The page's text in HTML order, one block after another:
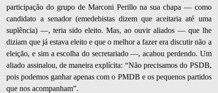
participação do grupo de Marconi Perillo na sua chapa — como
candidato a senador (emedebistas dizem que aceitaria até uma
suplência) —, teria sido eleito. Mas, ao ouvir aliados — que lhe
diziam que já estava eleito e que o melhor a fazer era discutir não a
eleição, e sim a escolha do secretariado —, acabou perdendo. Um
aliado assinalou, de maneira explícita: “Não precisamos do PSDB,
pois podemos ganhar apenas com o PMDB e os pequenos partidos
que nos acompanham”.